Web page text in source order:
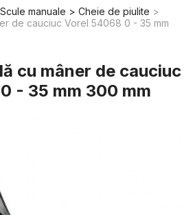
Scule manuale
Cheie de piulite
de cauciuc Vorel 54068 0 - 35 mm
cu mâner de cauciuc
- 35 mm 300 mm